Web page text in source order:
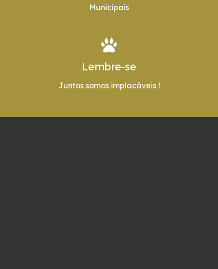
Municipais
Lembre-se
Juntos somos implacáveis !